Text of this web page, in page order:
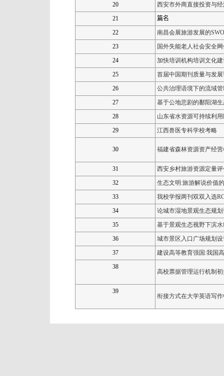
20
西安市外商直接投资与
21
篇名
22
南昌会展旅游发展的
23
国外失能老人社会安全
24
加快培训机构培训文化
25
首届中国期刊质量与发
26
公共治理语境下的流域
27
基于公地悲剧的鄱阳湖
28
山东省水资源可持续利
29
江西兽医专科学校考略
30 福建省森林资源资产经
31
西安乡村旅游资源定量
32
生态文明 :旅游解说价值
33
我校学报两刊双双入选
34
论城市湿地景观生态规
35
基于景观生态视野下滨
36
城市景区入口广场规划
37
建设高等教育强国 :我国
38
高校票据管理运行机制
39
衔接方式在大学英语写